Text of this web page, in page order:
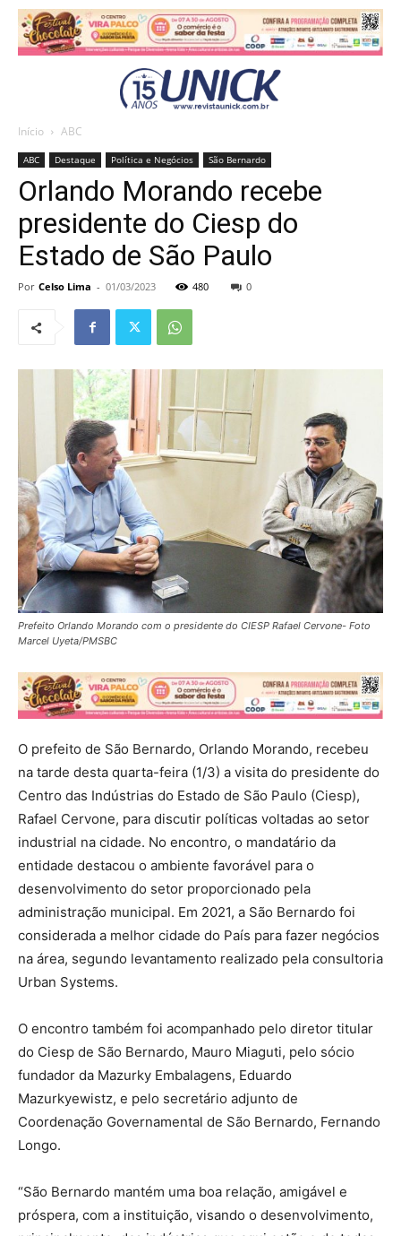
Início ABC
ABC Destaque Política e Negócios São Bernardo
Orlando Morando recebe
presidente do Ciesp do
Estado de São Paulo
Por Celso Lima - 01/03/2023 480 0
Prefeito Orlando Morando com o presidente do CIESP Rafael Cervone- Foto
Marcel Uyeta/PMSBC
O prefeito de São Bernardo, Orlando Morando, recebeu
na tarde desta quarta-feira (1/3) a visita do presidente do
Centro das Indústrias do Estado de São Paulo (Ciesp),
Rafael Cervone, para discutir políticas voltadas ao setor
industrial na cidade. No encontro, o mandatário da
entidade destacou o ambiente favorável para o
desenvolvimento do setor proporcionado pela
administração municipal. Em 2021, a São Bernardo foi
considerada a melhor cidade do País para fazer negócios
na área, segundo levantamento realizado pela consultoria
Urban Systems.
O encontro também foi acompanhado pelo diretor titular
do Ciesp de São Bernardo, Mauro Miaguti, pelo sócio
fundador da Mazurky Embalagens, Eduardo
Mazurkyewistz, e pelo secretário adjunto de
Coordenação Governamental de São Bernardo, Fernando
Longo.
“São Bernardo mantém uma boa relação, amigável e
próspera, com a instituição, visando o desenvolvimento,